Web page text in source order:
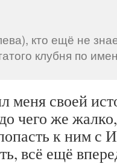
кто ещё не
клубня по
меня своей
чего же
к ним с
всё ещё